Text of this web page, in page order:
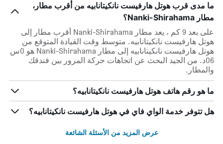
ما مدى قرب هوتل هارفيست نانكيتانابيه من أقرب مطار،
مطار Nanki-Shirahama؟
على بعد 9 كم ، يعد مطار Nanki-Shirahama أقرب مطار إلى
هوتل هارفيست نانكيتانابيه. متوسط وقت القيادة المتوقع من
هوتل هارفيست نانكيتانابيه إلى مطار Nanki-Shirahama هو 0س
06د. من الجيد البحث عن اتجاهات حركة المرور بين فندقك
والمطار.
ما هو رقم هاتف هوتل هارفيست نانكيتانابيه؟
هل تتوفر خدمة الواي فاي في هوتل هارفيست نانكيتانابيه؟
عرض المزيد من الأسئلة الشائعة